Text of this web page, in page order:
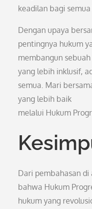
keadilan bagi
Dengan upaya
pentingnya hukum
membangun
yang lebih inklusif,
semua. Mari
yang lebih baik
melalui Hukum
Dari pembahasan
bahwa Hukum
hukum yang